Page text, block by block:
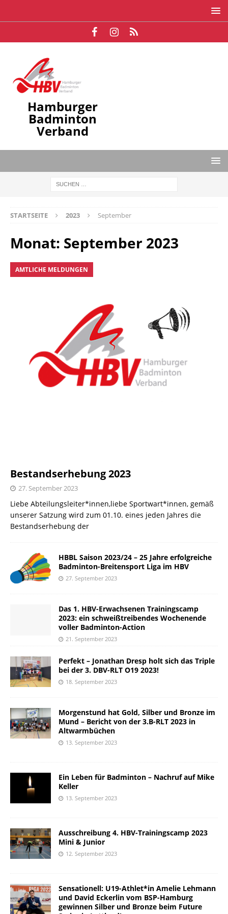
Hamburger
Badminton
Verband
STARTSEITE 2023 September
Monat: September 2023
AMTLICHE MELDUNGEN
Bestandserhebung 2023
27. September 2023
Liebe Abteilungsleiter*innen,liebe Sportwart*innen, gemäß
unserer Satzung wird zum 01.10. eines jeden Jahres die
Bestandserhebung der
HBBL Saison 2023/24 – 25 Jahre erfolgreiche
Badminton-Breitensport Liga im HBV
27. September 2023
Das 1. HBV-Erwachsenen Trainingscamp
2023: ein schweißtreibendes Wochenende
voller Badminton-Action
21. September 2023
Perfekt – Jonathan Dresp holt sich das Triple
bei der 3. DBV-RLT O19 2023!
18. September 2023
Morgenstund hat Gold, Silber und Bronze im
Mund – Bericht von der 3.B-RLT 2023 in
Altwarmbüchen
13. September 2023
Ein Leben für Badminton – Nachruf auf Mike
Keller
13. September 2023
Ausschreibung 4. HBV-Trainingscamp 2023
Mini & Junior
12. September 2023
Sensationell: U19-Athlet*in Amelie Lehmann
und David Eckerlin vom BSP-Hamburg
gewinnen Silber und Bronze beim Future